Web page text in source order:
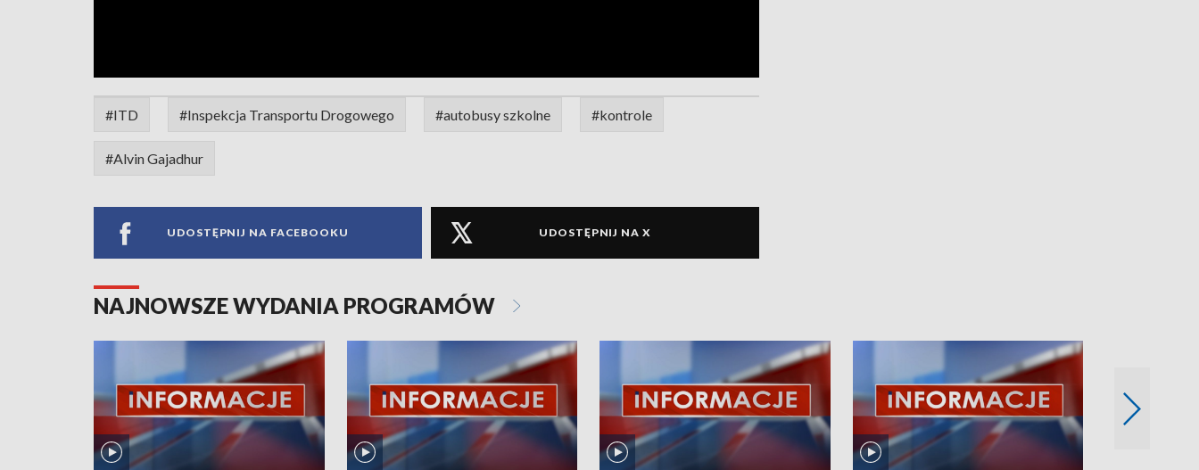
#ITD #Inspekcja Transportu Drogowego #autobusy szkolne #kontrole
#Alvin Gajadhur
UDOSTĘPNIJ NA FACEBOOKU UDOSTĘPNIJ NA X
NAJNOWSZE WYDANIA PROGRAMÓW